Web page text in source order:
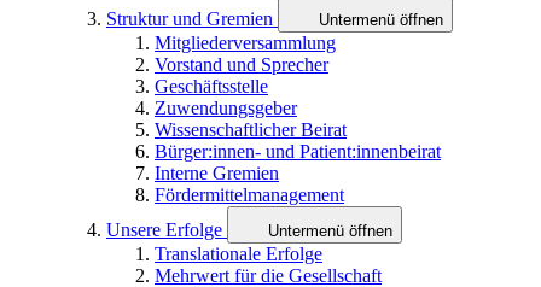
Struktur und Gremien
Untermenü öffnen
Mitgliederversammlung
Vorstand und Sprecher
Geschäftsstelle
Zuwendungsgeber
Wissenschaftlicher Beirat
Bürger:innen- und Patient:innenbeirat
Interne Gremien
Fördermittelmanagement
Unsere Erfolge
Untermenü öffnen
Translationale Erfolge
Mehrwert für die Gesellschaft